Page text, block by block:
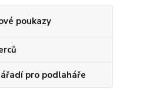
poukazy
pro podlaháře